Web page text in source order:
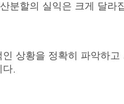
분할의 실익은 크게 달라
상황을 정확히 파악하고
.